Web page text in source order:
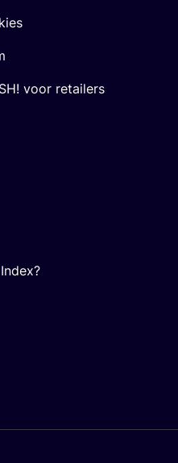
voor retailers